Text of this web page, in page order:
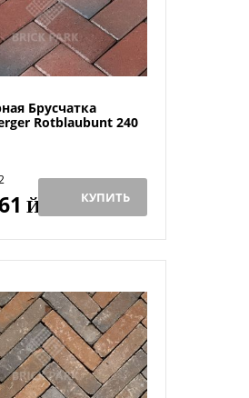
Брусчатка
Rotblaubunt 240
Й КУПИТЬ